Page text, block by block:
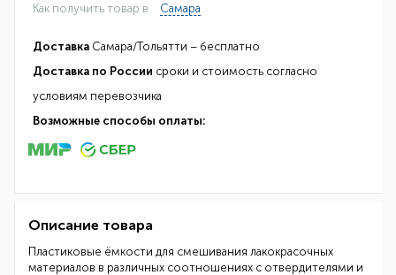
Как получить товар в Самара
Доставка Самара/Тольятти – бесплатно
Доставка по России сроки и стоимость согласно
условиям перевозчика
Возможные способы оплаты:
Описание товара
Пластиковые ёмкости для смешивания лакокрасочных
материалов в различных соотношениях с отвердителями и